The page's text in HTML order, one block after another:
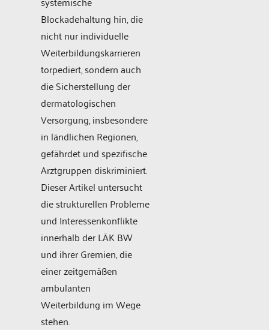
Blockadehaltung hin, die
nicht nur individuelle
Weiterbildungskarrieren
torpediert, sondern auch
die Sicherstellung der
dermatologischen
Versorgung, insbesondere
in ländlichen Regionen,
gefährdet und spezifische
Arztgruppen diskriminiert.
Dieser Artikel untersucht
die strukturellen Probleme
und Interessenkonflikte
innerhalb der LÄK BW
und ihrer Gremien, die
einer zeitgemäßen
ambulanten
Weiterbildung im Wege
stehen.